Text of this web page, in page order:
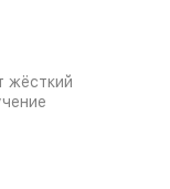
жёсткий